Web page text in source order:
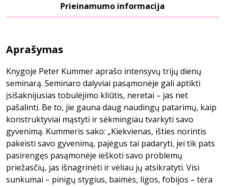
Prieinamumo informacija
Aprašymas
Knygoje Peter Kummer aprašo intensyvų trijų dienų
seminarą. Seminaro dalyviai pasąmonėje gali aptikti
įsišaknijusias tobulėjimo kliūtis, neretai – jas net
pašalinti. Be to, jie gauna daug naudingų patarimų, kaip
konstruktyviai mąstyti ir sėkmingiau tvarkyti savo
gyvenimą. Kummeris sako: „Kiekvienas, išties norintis
pakeisti savo gyvenimą, pajėgus tai padaryti, jei tik pats
pasirengęs pasąmonėje ieškoti savo problemų
priežasčių, jas išnagrinėti ir vėliau jų atsikratyti. Visi
sunkumai – pinigų stygius, baimės, ligos, fobijos – tėra